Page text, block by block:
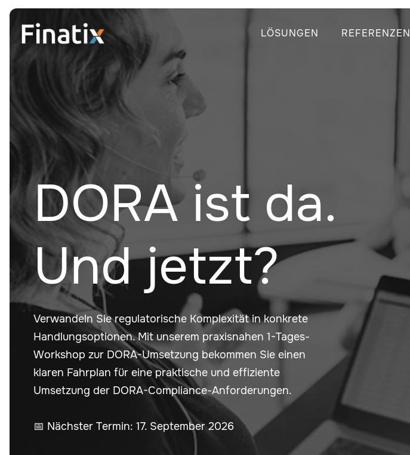
LÖSUNGEN REFERENZEN
DORA ist da.
Und jetzt?
Verwandeln Sie regulatorische Komplexität in konkrete
Handlungsoptionen. Mit unserem praxisnahen 1-Tages-
Workshop zur DORA-Umsetzung bekommen Sie einen
klaren Fahrplan für eine praktische und effiziente
Umsetzung der DORA-Compliance-Anforderungen.
📅 Nächster Termin: 17. September 2026